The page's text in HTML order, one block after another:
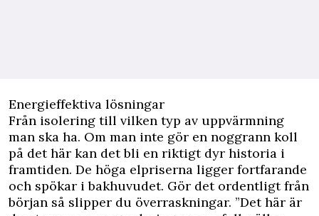
Energieffektiva lösningar
Från isolering till vilken typ av uppvärmning
man ska ha. Om man inte gör en noggrann koll
på det här kan det bli en riktigt dyr historia i
framtiden. De höga elpriserna ligger fortfarande
och spökar i bakhuvudet. Gör det ordentligt från
början så slipper du överraskningar. ”Det här är